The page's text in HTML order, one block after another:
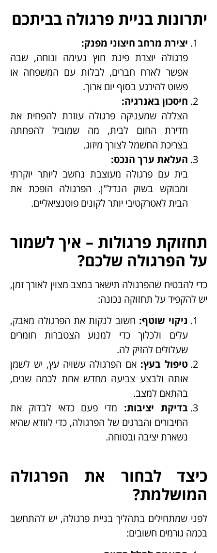
יתרונות בניית פרגולה בביתכם
יצירת מרחב חיצוני מפנק:
פרגולה יוצרת פינת חוץ נעימה ונוחה, שבה
אפשר לארח חברים, לבלות עם המשפחה או
פשוט להירגע בסוף יום ארוך.
חיסכון באנרגיה:
הצללה שמעניקה פרגולה עוזרת להפחית את
חדירת החום לבית, מה שמוביל להפחתה
בצריכת החשמל לצורך מיזוג.
העלאת ערך הנכס:
בית עם פרגולה מעוצבת נחשב ליותר יוקרתי
ומבוקש בשוק הנדל"ן. הפרגולה הופכת את
הבית לאטרקטיבי יותר לקונים פוטנציאליים.
תחזוקת פרגולות – איך לשמור
על הפרגולה שלכם?
כדי להבטיח שהפרגולה תישאר במצב מצוין לאורך זמן,
יש להקפיד על תחזוקה נכונה:
ניקוי שוטף: חשוב לנקות את הפרגולה מאבק,
עלים ולכלוך כדי למנוע הצטברות חומרים
שעלולים להזיק לה.
טיפול בעץ: אם הפרגולה עשויה עץ, יש לשמן
אותה ולבצע צביעה מחדש אחת לכמה שנים,
בהתאם למצב.
בדיקת יציבות: מדי פעם כדאי לבדוק את
החיבורים והברגים של הפרגולה, כדי לוודא שהיא
נשארת יציבה ובטוחה.
כיצד לבחור את הפרגולה
המושלמת?
לפני שמתחילים בתהליך בניית פרגולה, יש להתחשב
בכמה גורמים חשובים: